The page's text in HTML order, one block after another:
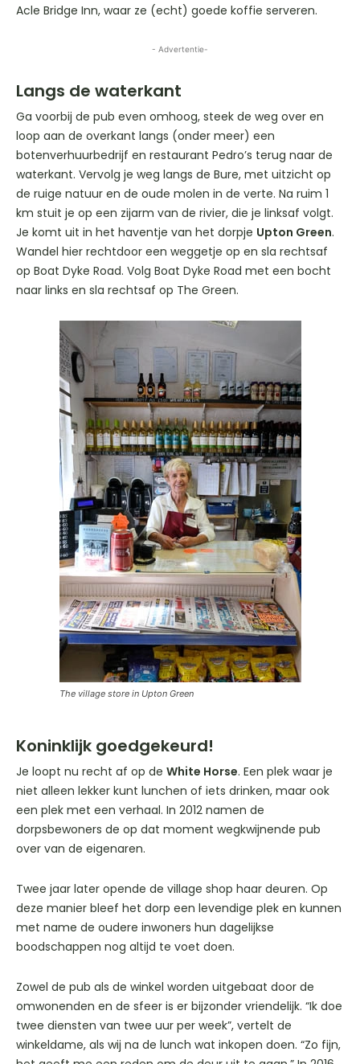
Acle Bridge Inn, waar ze (echt) goede koffie serveren.
- Advertentie-
Langs de waterkant
Ga voorbij de pub even omhoog, steek de weg over en
loop aan de overkant langs (onder meer) een
botenverhuurbedrijf en restaurant Pedro’s terug naar de
waterkant. Vervolg je weg langs de Bure, met uitzicht op
de ruige natuur en de oude molen in de verte. Na ruim 1
km stuit je op een zijarm van de rivier, die je linksaf volgt.
Je komt uit in het haventje van het dorpje Upton Green.
Wandel hier rechtdoor een weggetje op en sla rechtsaf
op Boat Dyke Road. Volg Boat Dyke Road met een bocht
naar links en sla rechtsaf op The Green.
The village store in Upton Green
Koninklijk goedgekeurd!
Je loopt nu recht af op de White Horse. Een plek waar je
niet alleen lekker kunt lunchen of iets drinken, maar ook
een plek met een verhaal. In 2012 namen de
dorpsbewoners de op dat moment wegkwijnende pub
over van de eigenaren.
Twee jaar later opende de village shop haar deuren. Op
deze manier bleef het dorp een levendige plek en kunnen
met name de oudere inwoners hun dagelijkse
boodschappen nog altijd te voet doen.
Zowel de pub als de winkel worden uitgebaat door de
omwonenden en de sfeer is er bijzonder vriendelijk. “Ik doe
twee diensten van twee uur per week”, vertelt de
winkeldame, als wij na de lunch wat inkopen doen. “Zo fijn,